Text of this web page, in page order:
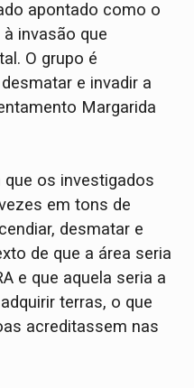
apontado como o
invasão que
O grupo é
e invadir a
Margarida
os investigados
em tons de
desmatar e
de que a área seria
e que aquela seria a
terras, o que
acreditassem nas